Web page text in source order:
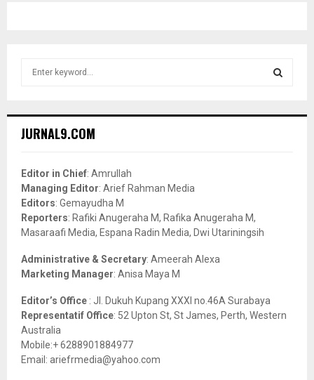
h
o
r
:
JURNAL9.COM
Editor in Chief: Amrullah
Managing Editor: Arief Rahman Media
Editors: Gemayudha M
Reporters: Rafiki Anugeraha M, Rafika Anugeraha M,
Masaraafi Media, Espana Radin Media, Dwi Utariningsih
Administrative & Secretary: Ameerah Alexa
Marketing Manager: Anisa Maya M
Editor’s Office : Jl. Dukuh Kupang XXXI no.46A Surabaya
Representatif Office: 52 Upton St, St James, Perth, Western
Australia
Mobile:+ 6288901884977
Email: ariefrmedia@yahoo.com